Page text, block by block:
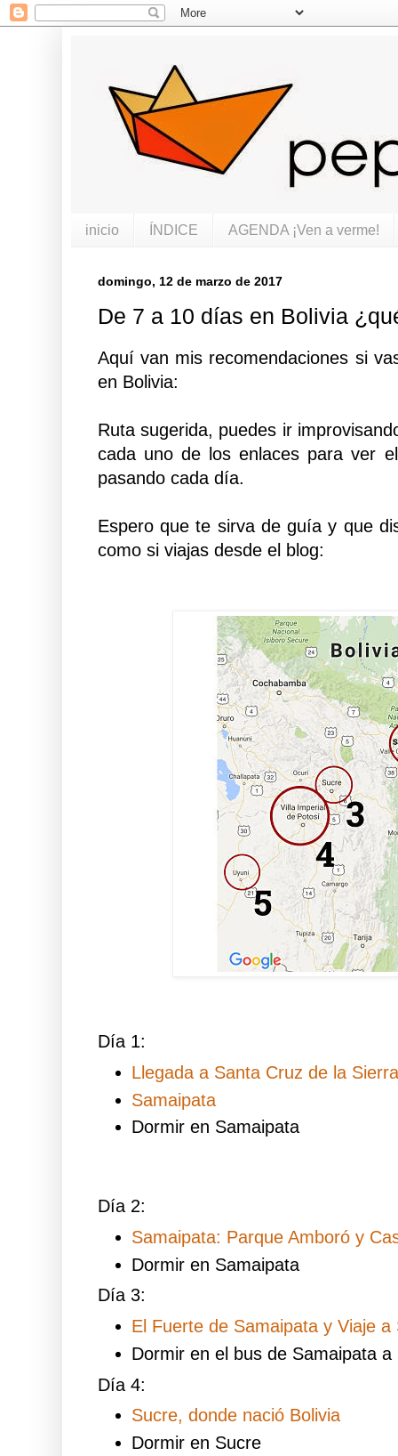
inicio ÍNDICE AGENDA ¡Ven a verme!
domingo, 12 de marzo de 2017
De 7 a 10 días en Bolivia
Aquí van mis recomendaciones si
en Bolivia:
Ruta sugerida, puedes ir
cada uno de los enlaces para ver
pasando cada día.
Espero que te sirva de guía y que
como si viajas desde el blog:
Día 1:
Llegada a Santa Cruz de la
Samaipata
Dormir en Samaipata
Día 2:
Samaipata: Parque Amboró y
Dormir en Samaipata
Día 3:
El Fuerte de Samaipata y Viaje
Dormir en el bus de Samaipata a
Día 4:
Sucre, donde nació Bolivia
Dormir en Sucre